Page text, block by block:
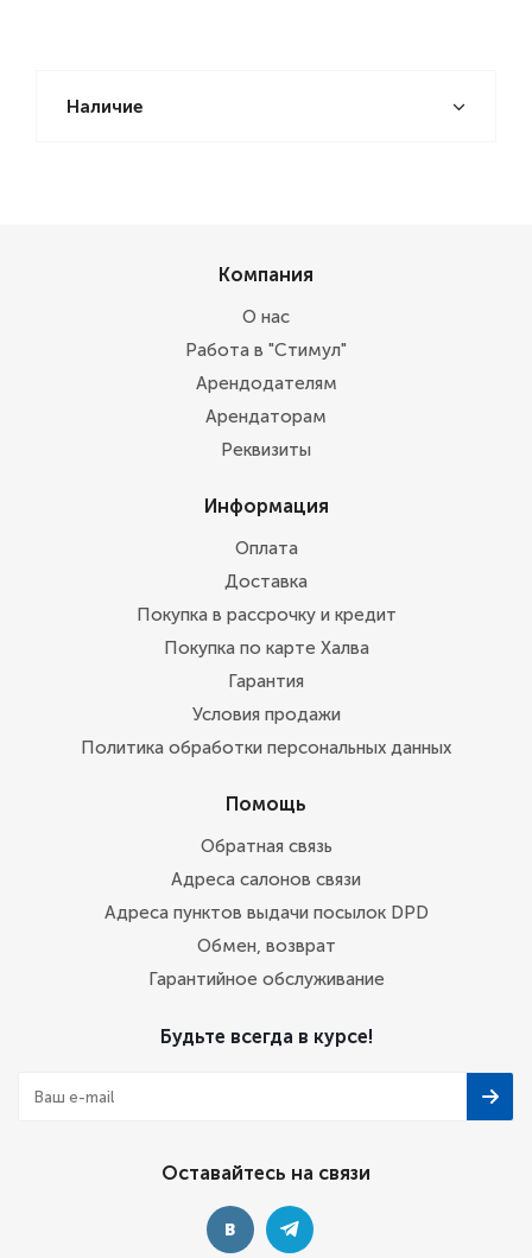
Наличие
Компания
О нас
Работа в "Стимул"
Арендодателям
Арендаторам
Реквизиты
Информация
Оплата
Доставка
Покупка в рассрочку и кредит
Покупка по карте Халва
Гарантия
Условия продажи
Политика обработки персональных данных
Помощь
Обратная связь
Адреса салонов связи
Адреса пунктов выдачи посылок DPD
Обмен, возврат
Гарантийное обслуживание
Будьте всегда в курсе!
Оставайтесь на связи